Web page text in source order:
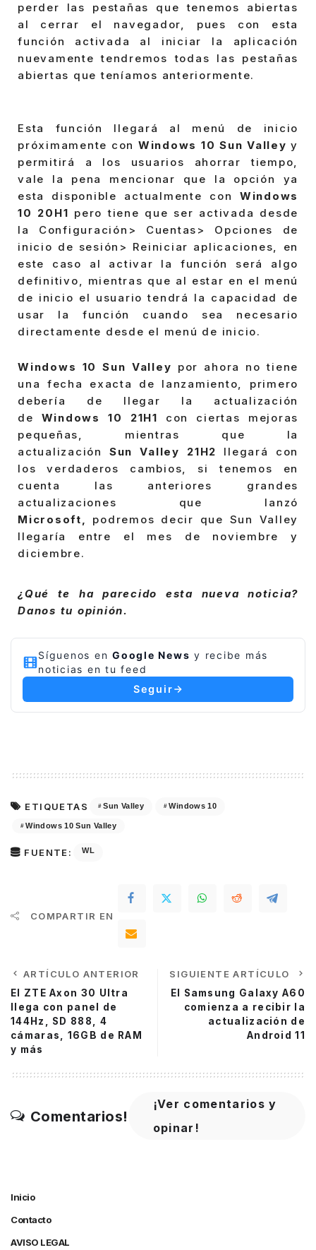
perder las pestañas que tenemos abiertas
al cerrar el navegador, pues con esta
función activada al iniciar la aplicación
nuevamente tendremos todas las pestañas
abiertas que teníamos anteriormente.
Esta función llegará al menú de inicio
próximamente con Windows 10 Sun Valleyy
permitirá a los usuarios ahorrar tiempo,
vale la pena mencionar que la opción ya
esta disponible actualmente con Windows
10 20H1 pero tiene que ser activada desde
la Configuración> Cuentas> Opciones de
inicio de sesión> Reiniciar aplicaciones, en
este caso al activar la función será algo
definitivo, mientras que al estar en el menú
de inicio el usuario tendrá la capacidad de
usar la función cuando sea necesario
directamente desde el menú de inicio.
Windows 10 Sun Valley por ahora no tiene
una fecha exacta de lanzamiento, primero
debería de llegar la actualización
de Windows 10 21H1 con ciertas mejoras
pequeñas, mientras que la
actualización Sun Valley 21H2 llegará con
los verdaderos cambios, si tenemos en
cuenta las anteriores grandes
actualizaciones que lanzó
Microsoft, podremos decir que Sun Valley
llegaría entre el mes de noviembre y
diciembre.
¿Qué te ha parecido esta nueva noticia?
Danos tu opinión.
Síguenos en Google News y recibe más
noticias en tu feed
Seguir
ETIQUETAS Sun Valley Windows 10
Windows 10 Sun Valley
FUENTE: WL
COMPARTIR EN
ARTÍCULO ANTERIOR
El ZTE Axon 30 Ultra
llega con panel de
144Hz, SD 888, 4
cámaras, 16GB de RAM
y más
SIGUIENTE ARTÍCULO
El Samsung Galaxy A60
comienza a recibir la
actualización de
Android 11
Comentarios!
¡Ver comentarios y
opinar!
Inicio
Contacto
AVISO LEGAL